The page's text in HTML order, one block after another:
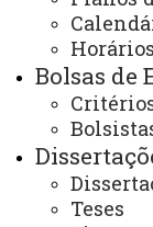
Bolsas de
Teses